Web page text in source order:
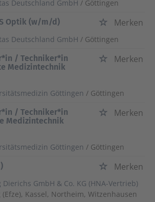
Deutschland GmbH / Göttingen
Optik (w/m/d)
Merken
Deutschland GmbH / Göttingen
/ Techniker*in
Medizintechnik
Merken
Göttingen / Göttingen
/ Techniker*in
Medizintechnik
Merken
Göttingen / Göttingen
Merken
Dierichs GmbH & Co. KG (HNA-Vertrieb)
Kassel, Northeim, Witzenhausen